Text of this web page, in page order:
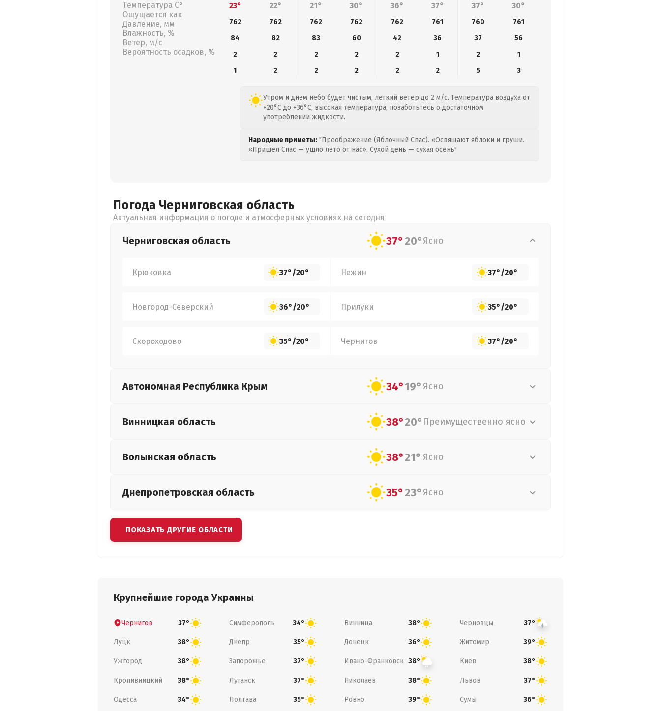
Температура С°
Ощущается как
Давление, мм
Влажность, %
Ветер, м/с
Вероятность осадков, %
23°
22° 21° 30° 36° 37° 37° 30°
762 762 762 762 762 761 760
761
84
82 83 60 42 36 37
56
2
2 2 2 2 1 2
1
1
2 2 2 2 2 5 3
Утром и днем небо будет чистым, легкий ветер до 2 м/с. Температура воздуха от
+20°C до +36°C, высокая температура, позаботьтесь о достаточном
употреблении жидкости.
Народные приметы: "Преображение (Яблочный Спас). «Освящают яблоки и груши.
«Пришел Спас — ушло лето от нас». Сухой день — сухая осень"
Погода Черниговская область
Актуальная информация о погоде и атмосферных условиях на сегодня
Черниговская область 37°20°Ясно
Крюковка 37°/20° Нежин 37°/20°
Новгород-Северский 36°/20° Прилуки 35°/20°
Скороходово 35°/20° Чернигов 37°/20°
Автономная Республика Крым 34°19° Ясно
Винницкая область 38°20° Преимущественно ясно
Волынская область 38°21° Ясно
Днепропетровская область 35°23° Ясно
ПОКАЗАТЬ ДРУГИЕ ОБЛАСТИ
Крупнейшие города Украины
Чернигов 37° Симферополь 34° Винница 38° Черновцы 37°
Луцк 38° Днепр 35° Донецк 36° Житомир 39°
Ужгород 38° Запорожье 37° Ивано-Франковск 38° Киев 38°
Кропивницкий 38° Луганск 37° Николаев 38° Львов 37°
Одесса 34° Полтава 35° Ровно 39° Сумы 36°